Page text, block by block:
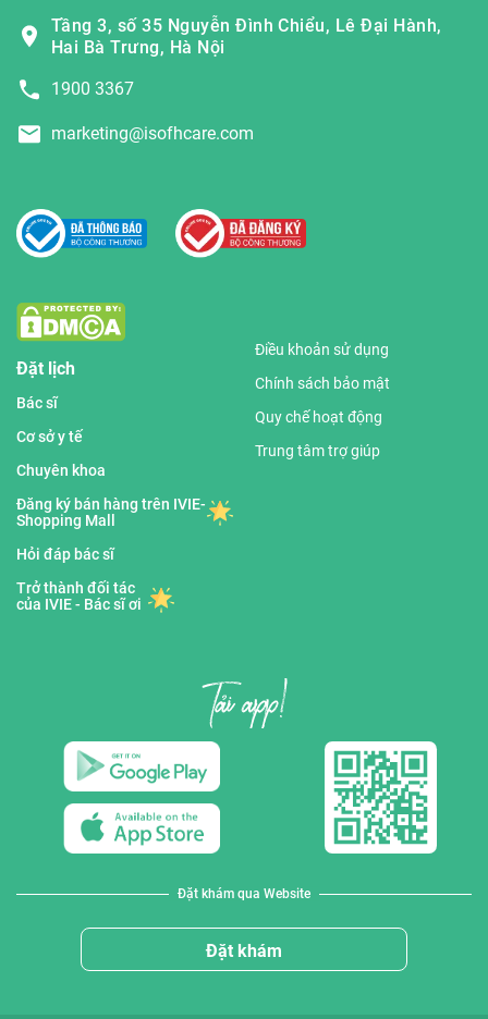
Tầng 3, số 35 Nguyễn Đình Chiểu, Lê Đại Hành,
Hai Bà Trưng, Hà Nội
1900 3367
marketing@isofhcare.com
Đặt lịch
Bác sĩ
Cơ sở y tế
Chuyên khoa
Đăng ký bán hàng trên IVIE-
Shopping Mall
Hỏi đáp bác sĩ
Trở thành đối tác
của IVIE - Bác sĩ ơi
Điều khoản sử dụng
Chính sách bảo mật
Quy chế hoạt động
Trung tâm trợ giúp
Đặt khám qua Website
Đặt khám